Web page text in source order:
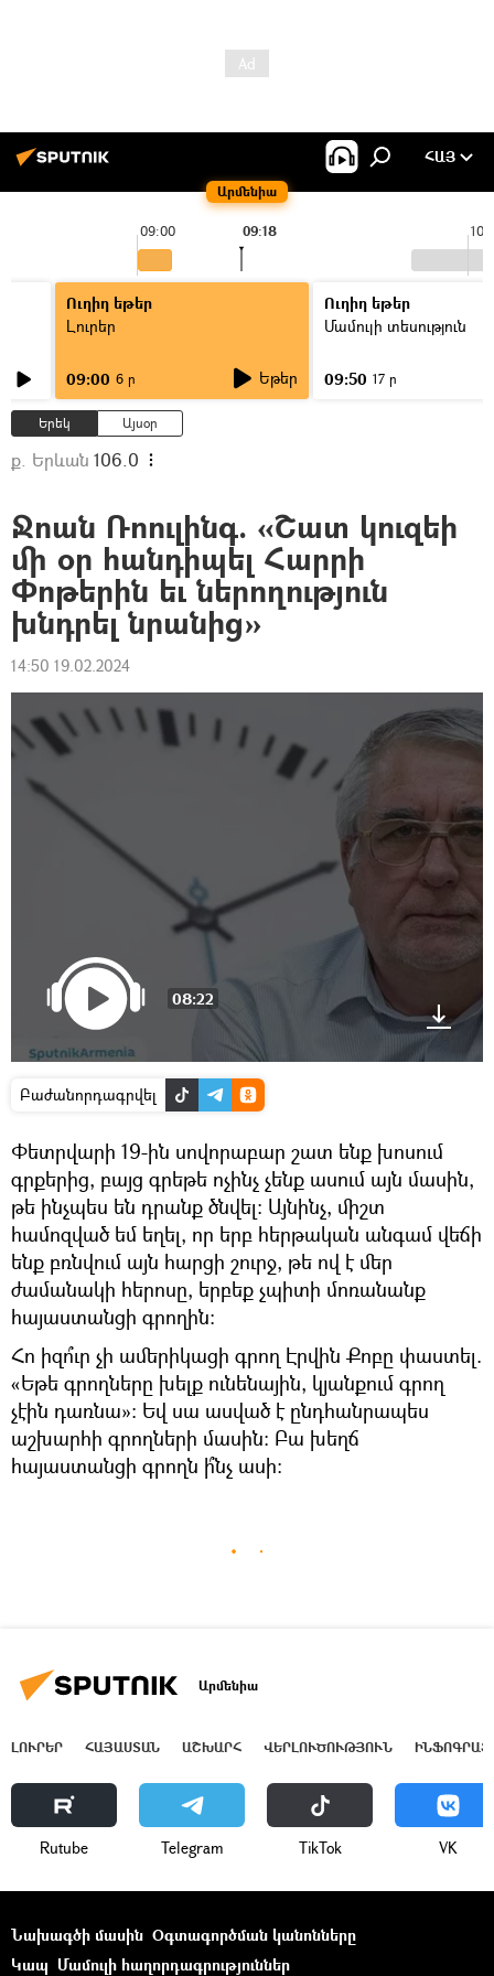
Արմենիա
ՀԱՅ
09:00 09:18
Ուղիղ եթեր
Լուրեր
09:00 6 ր Եթեր
Ուղիղ եթեր
Մամուլի տեսություն
09:50 17 ր
Երեկ Այսօր
ք. Երևան 106.0
Ջոան Ռոուլինգ. «Շատ կուզեի
մի օր հանդիպել Հարրի
Փոթերին եւ ներողություն
խնդրել նրանից»
14:50 19.02.2024
08:22
Բաժանորդագրվել
Փետրվարի 19-ին սովորաբար շատ ենք խոսում
գրքերից, բայց գրեթե ոչինչ չենք ասում այն մասին,
թե ինչպես են դրանք ծնվել։ Այնինչ, միշտ
համոզված եմ եղել, որ երբ հերթական անգամ վեճի
ենք բռնվում այն հարցի շուրջ, թե ով է մեր
ժամանակի հերոսը, երբեք չպիտի մոռանանք
հայաստանցի գրողին։
Հո իզո՞ւր չի ամերիկացի գրող Էրվին Քոբը փաստել.
«Եթե գրողները խելք ունենային, կյանքում գրող
չէին դառնա»։ Եվ սա ասված է ընդհանրապես
աշխարհի գրողների մասին։ Բա խեղճ
հայաստանցի գրողն ի՞նչ ասի։
Արմենիա
ԼՈՒՐԵՐ ՀԱՅԱՍՏԱՆ ԱՇԽԱՐՀ ՎԵՐԼՈՒԾՈՒԹՅՈՒՆ
Rutube Telegram ТikТоk VK
Նախագծի մասին Օգտագործման կանոնները
Կապ Մամուլի հաղորդագրություններ